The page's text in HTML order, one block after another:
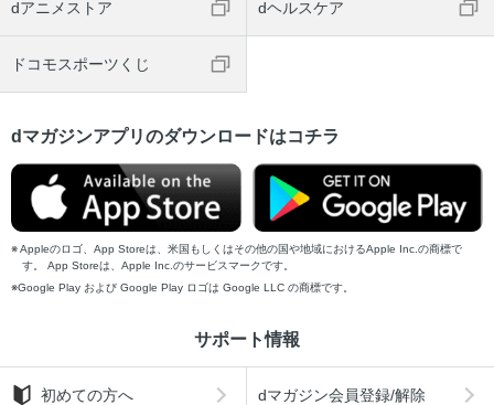
dアニメストア dヘルスケア
ドコモスポーツくじ
dマガジンアプリのダウンロードはコチラ
Appleのロゴ、App Storeは、米国もしくはその他の国や地域におけるApple Inc.の商標で
す。 App Storeは、Apple Inc.のサービスマークです。
Google Play および Google Play ロゴは Google LLC の商標です。
サポート情報
初めての方へ dマガジン会員登録/解除